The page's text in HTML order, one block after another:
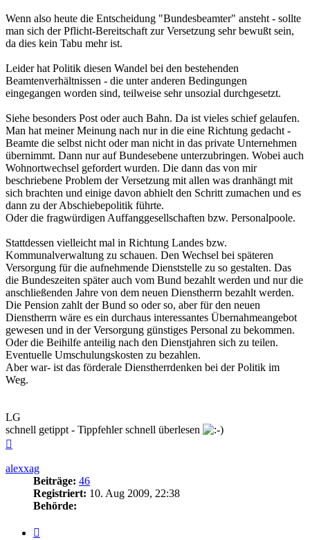
Wenn also heute die Entscheidung "Bundesbeamter" ansteht - sollte
man sich der Pflicht-Bereitschaft zur Versetzung sehr bewußt sein,
da dies kein Tabu mehr ist.
Leider hat Politik diesen Wandel bei den bestehenden
Beamtenverhältnissen - die unter anderen Bedingungen
eingegangen worden sind, teilweise sehr unsozial durchgesetzt.
Siehe besonders Post oder auch Bahn. Da ist vieles schief gelaufen.
Man hat meiner Meinung nach nur in die eine Richtung gedacht -
Beamte die selbst nicht oder man nicht in das private Unternehmen
übernimmt. Dann nur auf Bundesebene unterzubringen. Wobei auch
Wohnortwechsel gefordert wurden. Die dann das von mir
beschriebene Problem der Versetzung mit allen was dranhängt mit
sich brachten und einige davon abhielt den Schritt zumachen und es
dann zu der Abschiebepolitik führte.
Oder die fragwürdigen Auffanggesellschaften bzw. Personalpoole.
Stattdessen vielleicht mal in Richtung Landes bzw.
Kommunalverwaltung zu schauen. Den Wechsel bei späteren
Versorgung für die aufnehmende Dienststelle zu so gestalten. Das
die Bundeszeiten später auch vom Bund bezahlt werden und nur die
anschließenden Jahre von dem neuen Dienstherrn bezahlt werden.
Die Pension zahlt der Bund so oder so, aber für den neuen
Dienstherrn wäre es ein durchaus interessantes Übernahmeangebot
gewesen und in der Versorgung günstiges Personal zu bekommen.
Oder die Beihilfe anteilig nach den Dienstjahren sich zu teilen.
Eventuelle Umschulungskosten zu bezahlen.
Aber war- ist das förderale Dienstherrdenken bei der Politik im
Weg.
LG
schnell getippt - Tippfehler schnell überlesen
alexxag
Beiträge: 46
Registriert: 10. Aug 2009, 22:38
Behörde: